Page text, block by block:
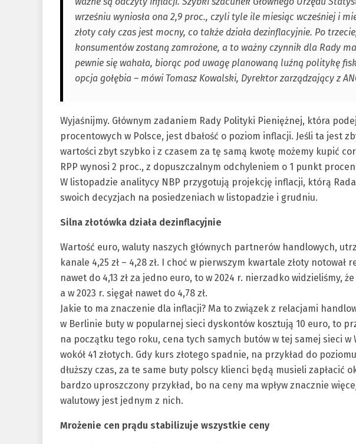
wrześniu wyniosła ona 2,9 proc., czyli tyle ile miesiąc wcześniej i
złoty cały czas jest mocny, co także działa dezinflacyjnie. Po
konsumentów zostaną zamrożone, a to ważny czynnik dla Rady
pewnie się wahała, biorąc pod uwagę planowaną luźną politykę
opcja gołębia – mówi Tomasz Kowalski, Dyrektor zarządzający z
Wyjaśnijmy. Głównym zadaniem Rady Polityki Pieniężnej, która
procentowych w Polsce, jest dbałość o poziom inflacji. Jeśli ta jest
wartości zbyt szybko i z czasem za tę samą kwotę możemy kupić
RPP wynosi 2 proc., z dopuszczalnym odchyleniem o 1 punkt
W listopadzie analitycy NBP przygotują projekcję inflacji, którą
swoich decyzjach na posiedzeniach w listopadzie i grudniu.
Silna złotówka działa dezinflacyjnie
Wartość euro, waluty naszych głównych partnerów handlowych,
kanale 4,25 zł – 4,28 zł. I choć w pierwszym kwartale złoty
nawet do 4,13 zł za jedno euro, to w 2024 r. nierzadko widzieliśmy,
a w 2023 r. sięgał nawet do 4,78 zł.
Jakie to ma znaczenie dla inflacji? Ma to związek z relacjami
w Berlinie buty w popularnej sieci dyskontów kosztują 10 euro, to
na początku tego roku, cena tych samych butów w tej samej sieci w
wokół 41 złotych. Gdy kurs złotego spadnie, na przykład do
dłuższy czas, za te same buty polscy klienci będą musieli zapłacić
bardzo uproszczony przykład, bo na ceny ma wpływ znacznie
walutowy jest jednym z nich.
Mrożenie cen prądu stabilizuje wszystkie ceny